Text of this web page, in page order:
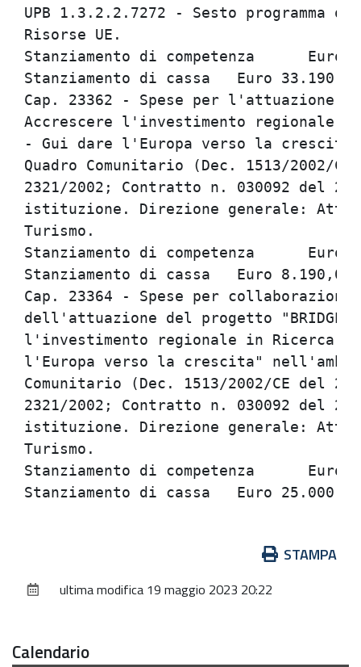
UPB 1.3.2.2.7272 - Sesto programma
Risorse UE.
Stanziamento di competenza	Euro 33.190,00
Stanziamento di cassa	Euro 33.190,00
Cap. 23362 - Spese per l'attuazione
Accrescere l'investimento regionale
- Gui dare l'Europa verso la crescita"
Quadro Comunitario (Dec. 1513/2002/
2321/2002; Contratto n. 030092 del
istituzione. Direzione generale:
Turismo.
Stanziamento di competenza	Euro 8.190,00
Stanziamento di cassa	Euro 8.190,00
Cap. 23364 - Spese per
dell'attuazione del progetto
l'investimento regionale in Ricerca e
l'Europa verso la crescita" nell'ambito
Comunitario (Dec. 1513/2002/CE del
2321/2002; Contratto n. 030092 del
istituzione. Direzione generale:
Turismo.
Stanziamento di competenza	Euro 25.000,00
documento
STAMPA
ultima modifica 19 maggio 2023 20:22
Calendario